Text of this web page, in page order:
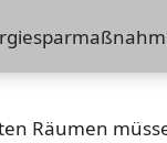
Räumen